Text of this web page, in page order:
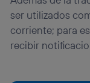
ser utilizados
corriente; para
recibir